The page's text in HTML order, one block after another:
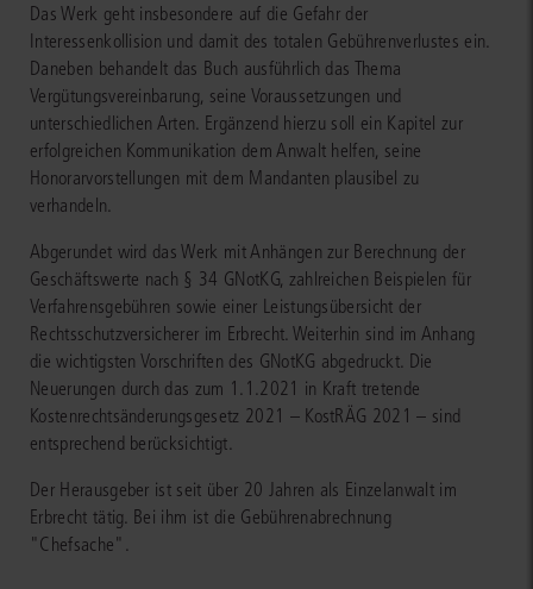
Das Werk geht insbesondere auf die Gefahr der
Interessenkollision und damit des totalen Gebührenverlustes ein.
Daneben behandelt das Buch ausführlich das Thema
Vergütungsvereinbarung, seine Voraussetzungen und
unterschiedlichen Arten. Ergänzend hierzu soll ein Kapitel zur
erfolgreichen Kommunikation dem Anwalt helfen, seine
Honorarvorstellungen mit dem Mandanten plausibel zu
verhandeln.
Abgerundet wird das Werk mit Anhängen zur Berechnung der
Geschäftswerte nach § 34 GNotKG, zahlreichen Beispielen für
Verfahrensgebühren sowie einer Leistungsübersicht der
Rechtsschutzversicherer im Erbrecht. Weiterhin sind im Anhang
die wichtigsten Vorschriften des GNotKG abgedruckt. Die
Neuerungen durch das zum 1.1.2021 in Kraft tretende
Kostenrechtsänderungsgesetz 2021 – KostRÄG 2021 – sind
entsprechend berücksichtigt.
Der Herausgeber ist seit über 20 Jahren als Einzelanwalt im
Erbrecht tätig. Bei ihm ist die Gebührenabrechnung
"Chefsache".